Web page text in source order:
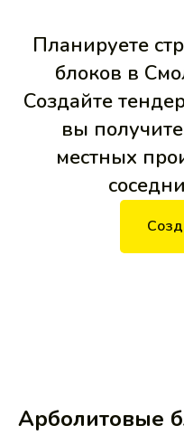
Планируете
блоков в
Создайте
вы
местных
Арболитовые